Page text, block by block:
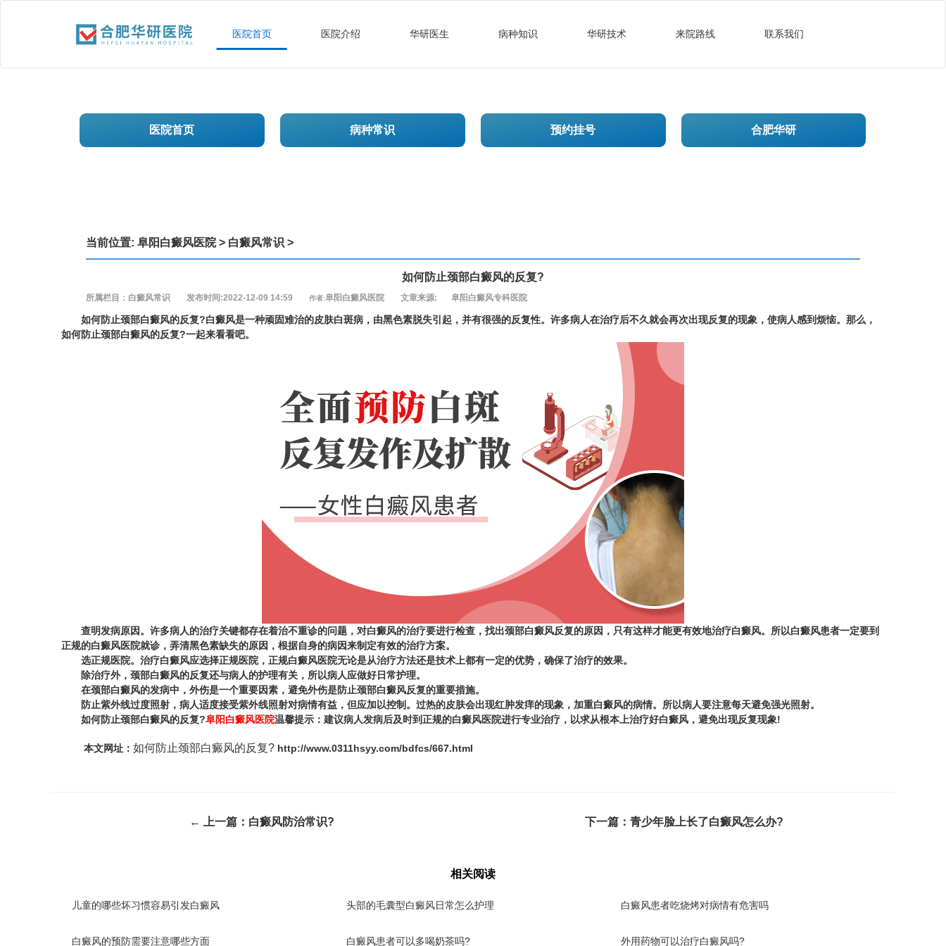
医院首页 医院介绍 华研医生 病种知识 华研技术 来院路线 联系我们
医院首页 病种常识 预约挂号 合肥华研
当前位置:阜阳白癜风医院> 白癜风常识 >
如何防止颈部白癜风的反复?
所属栏目：白癜风常识 发布时间:2022-12-09 14:59 作者:阜阳白癜风医院 文章来源: 阜阳白癜风专科医院
如何防止颈部白癜风的反复?白癜风是一种顽固难治的皮肤白斑病，由黑色素脱失引起，并有很强的反复性。许多病人在治疗后不久就会再次出现反复的现象，使病人感到烦恼。那么，
如何防止颈部白癜风的反复?一起来看看吧。
查明发病原因。许多病人的治疗关键都存在着治不重诊的问题，对白癜风的治疗要进行检查，找出颈部白癜风反复的原因，只有这样才能更有效地治疗白癜风。所以白癜风患者一定要到
正规的白癜风医院就诊，弄清黑色素缺失的原因，根据自身的病因来制定有效的治疗方案。
选正规医院。治疗白癜风应选择正规医院，正规白癜风医院无论是从治疗方法还是技术上都有一定的优势，确保了治疗的效果。
除治疗外，颈部白癜风的反复还与病人的护理有关，所以病人应做好日常护理。
在颈部白癜风的发病中，外伤是一个重要因素，避免外伤是防止颈部白癜风反复的重要措施。
防止紫外线过度照射，病人适度接受紫外线照射对病情有益，但应加以控制。过热的皮肤会出现红肿发痒的现象，加重白癜风的病情。所以病人要注意每天避免强光照射。
如何防止颈部白癜风的反复?阜阳白癜风医院温馨提示：建议病人发病后及时到正规的白癜风医院进行专业治疗，以求从根本上治疗好白癜风，避免出现反复现象!
本文网址： 如何防止颈部白癜风的反复? http://www.0311hsyy.com/bdfcs/667.html
← 上一篇： 白癜风防治常识? 下一篇： 青少年脸上长了白癜风怎么办?
相关阅读
儿童的哪些坏习惯容易引发白癜风 头部的毛囊型白癜风日常怎么护理 白癜风患者吃烧烤对病情有危害吗
白癜风的预防需要注意哪些方面 白癜风患者可以多喝奶茶吗? 外用药物可以治疗白癜风吗?